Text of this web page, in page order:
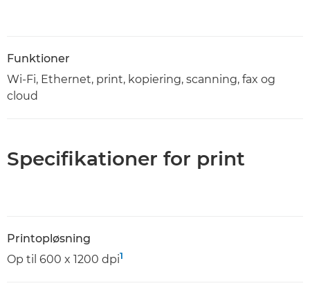
Funktioner
Wi-Fi, Ethernet, print, kopiering, scanning, fax og
cloud
Specifikationer for print
Printopløsning
Op til 600 x 1200 dpi1